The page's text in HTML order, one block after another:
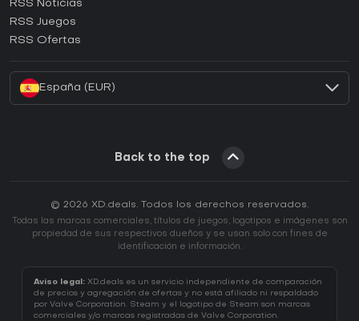
¿Cómo activar una CD Key de Ubisoft Connect?
RSS Noticias
RSS Juegos
RSS Ofertas
España (EUR)
Back to the top
© 2026 XD.deals. Todos los derechos reservados.
Todas las marcas comerciales, títulos de juegos, logotipos e imágenes son
propiedad de sus respectivos dueños y se usan solo con fines de
identificación e información.
Aviso legal: XD.deals es un servicio independiente de comparación
de precios y agregación de ofertas y no está afiliado ni respaldado
por Valve Corporation. Steam y el logotipo de Steam son marcas
comerciales y/o marcas registradas de Valve Corporation.